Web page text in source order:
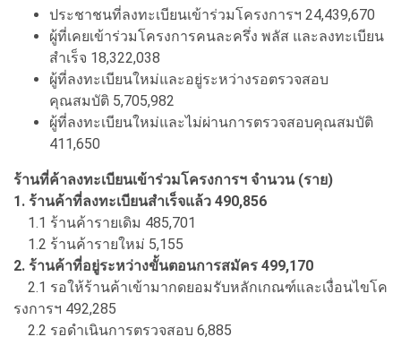
ประชาชนที่ลงทะเบียนเข้าร่วมโครงการฯ 24,439,670
ผู้ที่เคยเข้าร่วมโครงการคนละครึ่ง พลัส และลงทะเบียน
สำเร็จ 18,322,038
ผู้ที่ลงทะเบียนใหม่และอยู่ระหว่างรอตรวจสอบ
คุณสมบัติ 5,705,982
ผู้ที่ลงทะเบียนใหม่และไม่ผ่านการตรวจสอบคุณสมบัติ
411,650
ร้านที่ค้าลงทะเบียนเข้าร่วมโครงการฯ จำนวน (ราย)
1. ร้านค้าที่ลงทะเบียนสำเร็จแล้ว 490,856
1.1 ร้านค้ารายเดิม 485,701
1.2 ร้านค้ารายใหม่ 5,155
2. ร้านค้าที่อยู่ระหว่างขั้นตอนการสมัคร 499,170
2.1 รอให้ร้านค้าเข้ามากดยอมรับหลักเกณฑ์และเงื่อนไขโค
รงการฯ 492,285
2.2 รอดำเนินการตรวจสอบ 6,885